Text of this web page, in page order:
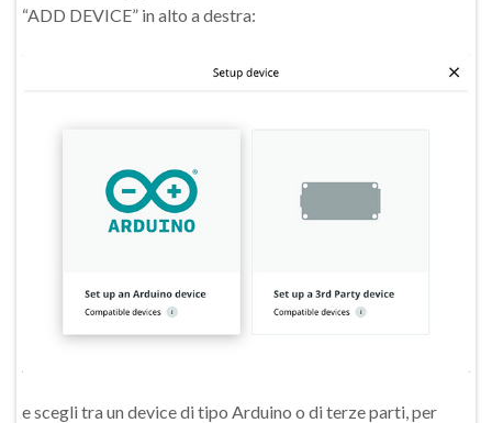
“ADD DEVICE” in alto a destra:
e scegli tra un device di tipo Arduino o di terze parti, per